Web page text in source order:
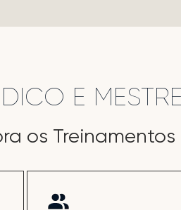
E
os Treinamentos